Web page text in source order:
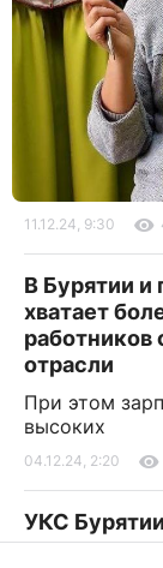
11.12.24, 9:30
В Бурятии и
хватает
работников
отрасли
При этом
высоких
04.12.24, 2:20
УКС
поддержку